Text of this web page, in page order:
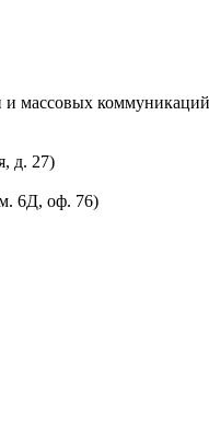
и массовых
д. 27)
6Д, оф. 76)